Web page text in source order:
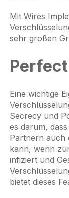
Mit Wires
sehr großen
Eine wichtige
Secrecy und
es darum,
Partnern auch
kann, wenn
infiziert und
bietet dieses